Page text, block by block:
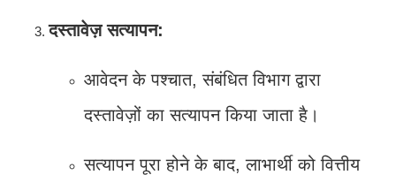
दस्तावेज़ सत्यापन:
आवेदन के पश्चात, संबंधित विभाग द्वारा
दस्तावेज़ों का सत्यापन किया जाता है।
सत्यापन पूरा होने के बाद, लाभार्थी को वित्तीय